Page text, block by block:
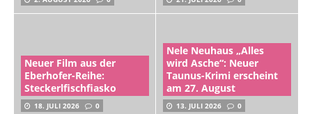
Neuer Film aus der
Eberhofer-Reihe:
Steckerlfischfiasko
18. JULI 2026 0
Nele Neuhaus „Alles
wird Asche“: Neuer
Taunus-Krimi erscheint
am 27. August
13. JULI 2026 0